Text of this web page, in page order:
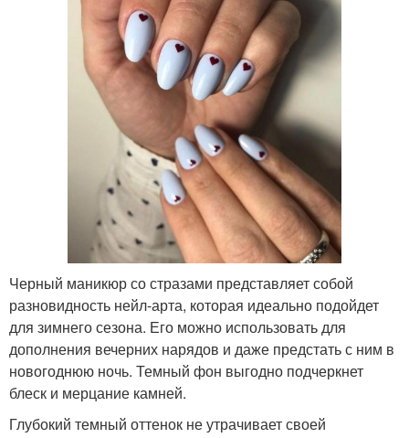
Черный маникюр со стразами представляет собой
разновидность нейл-арта, которая идеально подойдет
для зимнего сезона. Его можно использовать для
дополнения вечерних нарядов и даже предстать с ним в
новогоднюю ночь. Темный фон выгодно подчеркнет
блеск и мерцание камней.
Глубокий темный оттенок не утрачивает своей